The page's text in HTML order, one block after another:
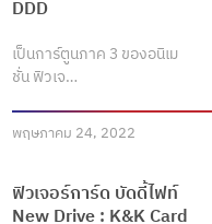
DDD
เป็นการ์ตูนภาค 3 ของอนิเม
ชั่น ฟิวเจ…
พฤษภาคม 24, 2022
ฟิวเจอร์การ์ด บัดดี้ไฟท์
New Drive : K&K Card